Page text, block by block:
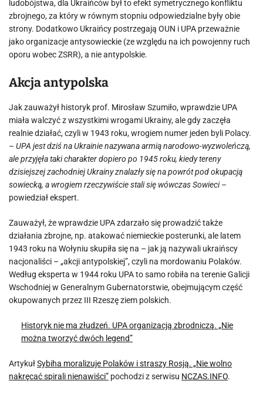
ludobójstwa, dla Ukraińców był to efekt symetrycznego konfliktu
zbrojnego, za który w równym stopniu odpowiedzialne były obie
strony. Dodatkowo Ukraińcy postrzegają OUN i UPA przeważnie
jako organizacje antysowieckie (ze względu na ich powojenny ruch
oporu wobec ZSRR), a nie antypolskie.
Akcja antypolska
Jak zauważył historyk prof. Mirosław Szumiło, wprawdzie UPA
miała walczyć z wszystkimi wrogami Ukrainy, ale gdy zaczęła
realnie działać, czyli w 1943 roku, wrogiem numer jeden byli Polacy.
– UPA jest dziś na Ukrainie nazywana armią narodowo-wyzwoleńczą,
ale przyjęła taki charakter dopiero po 1945 roku, kiedy tereny
dzisiejszej zachodniej Ukrainy znalazły się na powrót pod okupacją
sowiecką, a wrogiem rzeczywiście stali się wówczas Sowieci–
powiedział ekspert.
Zauważył, że wprawdzie UPA zdarzało się prowadzić także
działania zbrojne, np. atakować niemieckie posterunki, ale latem
1943 roku na Wołyniu skupiła się na – jak ją nazywali ukraińscy
nacjonaliści – „akcji antypolskiej”, czyli na mordowaniu Polaków.
Według eksperta w 1944 roku UPA to samo robiła na terenie Galicji
Wschodniej w Generalnym Gubernatorstwie, obejmującym część
okupowanych przez III Rzeszę ziem polskich.
Historyk nie ma złudzeń. UPA organizacją zbrodniczą. „Nie
można tworzyć dwóch legend”
ArtykułSybiha moralizuje Polaków i straszy Rosją. „Nie wolno
nakręcać spirali nienawiści” pochodzi z serwisu NCZAS.INFO.